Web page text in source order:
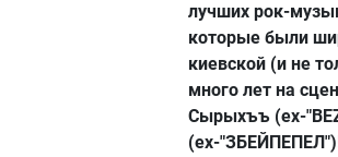
лучших рок-
которые были
киевской (и не
много лет на
Сырыхъъ (ex-
(ex-